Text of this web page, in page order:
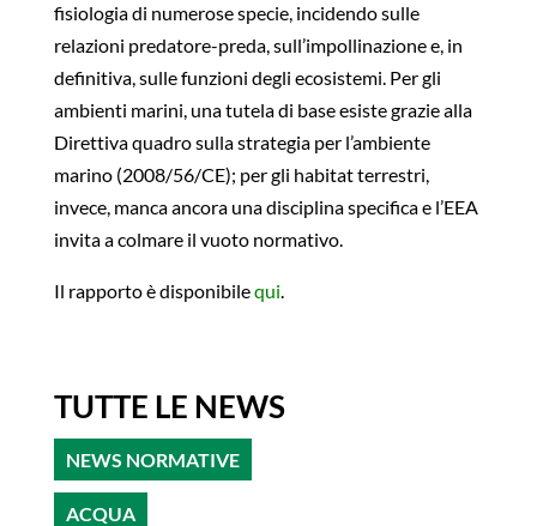
fisiologia di numerose specie, incidendo sulle
relazioni predatore-preda, sull’impollinazione e, in
definitiva, sulle funzioni degli ecosistemi. Per gli
ambienti marini, una tutela di base esiste grazie alla
Direttiva quadro sulla strategia per l’ambiente
marino (2008/56/CE); per gli habitat terrestri,
invece, manca ancora una disciplina specifica e l’EEA
invita a colmare il vuoto normativo.
Il rapporto è disponibilequi.
TUTTE LE NEWS
NEWS NORMATIVE
ACQUA